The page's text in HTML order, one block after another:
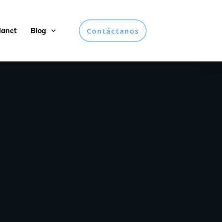
Blog Contáctanos